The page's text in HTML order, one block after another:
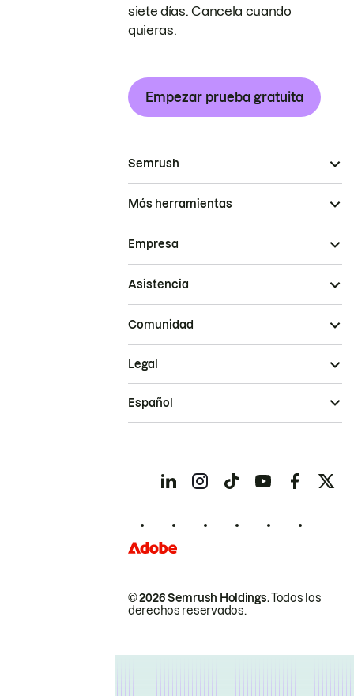
siete días. Cancela cuando
quieras.
Empezar prueba gratuita
Semrush
Más herramientas
Empresa
Asistencia
Comunidad
© 2026 Semrush Holdings.Todos los
derechos reservados.
Legal
Español